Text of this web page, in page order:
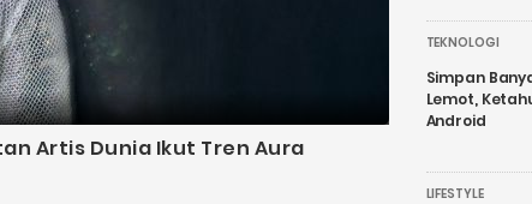
Artis Dunia Ikut Tren Aura
TEKNOLOGI
Simpan
Lemot,
Android
LIFESTYLE